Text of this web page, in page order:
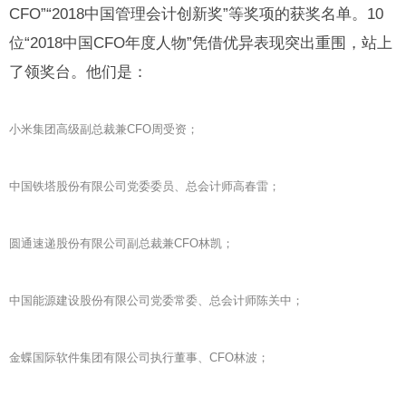
CFO”“2018中国管理会计创新奖”等奖项的获奖名单。10
位“2018中国CFO年度人物”凭借优异表现突出重围，站上
了领奖台。他们是：
小米集团高级副总裁兼CFO周受资；
中国铁塔股份有限公司党委委员、总会计师高春雷；
圆通速递股份有限公司副总裁兼CFO林凯；
中国能源建设股份有限公司党委常委、总会计师陈关中；
金蝶国际软件集团有限公司执行董事、CFO林波；